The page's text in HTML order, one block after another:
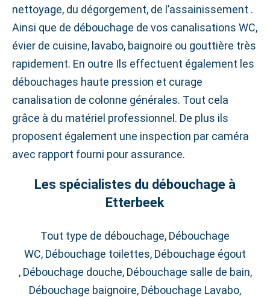
nettoyage, du dégorgement, de l’assainissement .
Ainsi que de débouchage de vos canalisations WC,
évier de cuisine, lavabo, baignoire ou gouttière très
rapidement. En outre Ils effectuent également les
débouchages haute pression et curage
canalisation de colonne générales. Tout cela
grâce à du matériel professionnel. De plus ils
proposent également une inspection par caméra
avec rapport fourni pour assurance.
Les spécialistes du débouchage à
Etterbeek
Tout type de débouchage, Débouchage
WC, Débouchage toilettes, Débouchage égout
, Débouchage douche, Débouchage salle de bain,
Débouchage baignoire, Débouchage Lavabo,